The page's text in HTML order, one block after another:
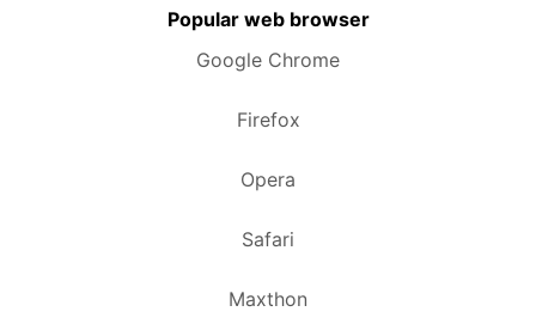
Popular web browser
Google Chrome
Firefox
Opera
Safari
Maxthon